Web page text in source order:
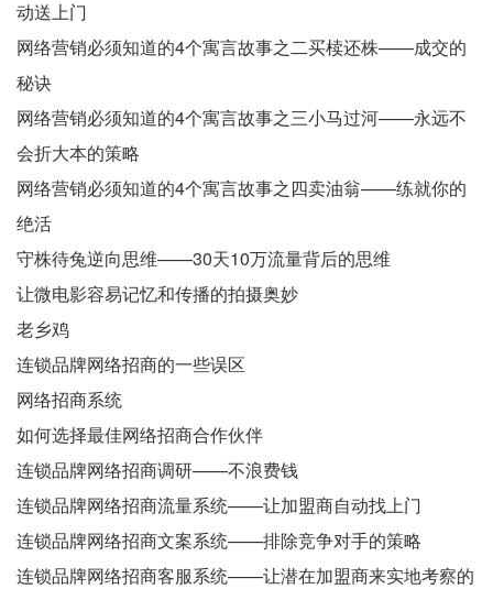
动送上门
网络营销必须知道的4个寓言故事之二买椟还株——成交的
秘诀
网络营销必须知道的4个寓言故事之三小马过河——永远不
会折大本的策略
网络营销必须知道的4个寓言故事之四卖油翁——练就你的
绝活
守株待兔逆向思维——30天10万流量背后的思维
让微电影容易记忆和传播的拍摄奥妙
老乡鸡
连锁品牌网络招商的一些误区
网络招商系统
如何选择最佳网络招商合作伙伴
连锁品牌网络招商调研——不浪费钱
连锁品牌网络招商流量系统——让加盟商自动找上门
连锁品牌网络招商文案系统——排除竞争对手的策略
连锁品牌网络招商客服系统——让潜在加盟商来实地考察的